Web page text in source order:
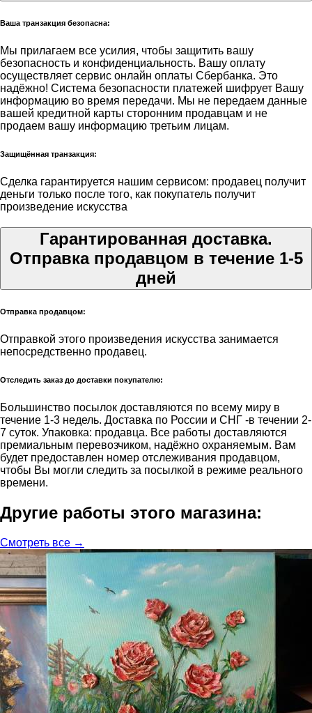
Ваша транзакция безопасна:
Мы прилагаем все усилия, чтобы защитить вашу
безопасность и конфиденциальность. Вашу оплату
осуществляет сервис онлайн оплаты Сбербанка. Это
надёжно! Система безопасности платежей шифрует Вашу
информацию во время передачи. Мы не передаем данные
вашей кредитной карты сторонним продавцам и не
продаем вашу информацию третьим лицам.
Защищённая транзакция:
Сделка гарантируется нашим сервисом: продавец получит
деньги только после того, как покупатель получит
произведение искусства
Гарантированная доставка.
Отправка продавцом в течение 1-5
дней
Отправка продавцом:
Отправкой этого произведения искусства занимается
непосредственно продавец.
Отследить заказ до доставки покупателю:
Большинство посылок доставляются по всему миру в
течение 1-3 недель. Доставка по России и СНГ -в течении 2-
7 суток. Упаковка: продавца. Все работы доставляются
премиальным перевозчиком, надёжно охраняемым. Вам
будет предоставлен номер отслеживания продавцом,
чтобы Вы могли следить за посылкой в режиме реального
времени.
Другие работы этого магазина:
Смотреть все →